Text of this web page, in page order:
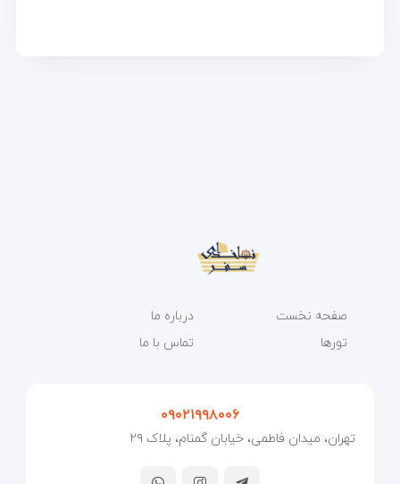
صفحه نخست
تورها
درباره ما
تماس با ما
۰۹۰۲۱۹۹۸۰۰۶
تهران، میدان فاطمی، خیابان گمنام، پلاک ۲۹